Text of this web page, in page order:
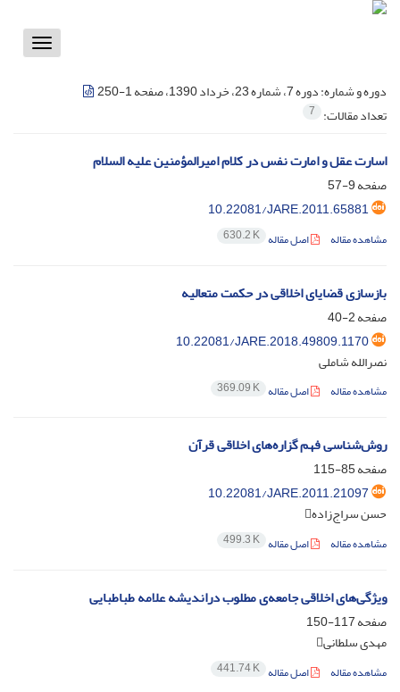
Toggle
دوره و شماره:دوره 7، شماره 23، خرداد 1390، صفحه 1-250
تعداد مقالات: 7
اسارت عقل و امارت نفس در کلام امیرالمؤمنین علیه السلام
صفحه9-57
10.22081/JARE.2011.65881
مشاهده مقاله اصل مقاله 630.2 K
بازسازی قضایای اخلاقی در حکمت متعالیه
صفحه2-40
10.22081/JARE.2018.49809.1170
نصرالله شاملی
مشاهده مقاله اصل مقاله 369.09 K
روش‌شناسی فهم گزاره‌های اخلاقی قرآن
صفحه85-115
10.22081/JARE.2011.21097
حسن سراج‌زاده
مشاهده مقاله اصل مقاله 499.3 K
ویژگی‌های اخلاقی جامعه‌ی مطلوب دراندیشه علامه طباطبایی
صفحه117-150
مهدی سلطانی
مشاهده مقاله اصل مقاله 441.74 K